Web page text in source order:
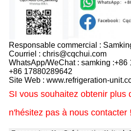
Responsable commercial :
Courriel : chris@cqchui.com
WhatsApp/WeChat : samking :+86
+86 17880289642
Site Web : www.refrigeration-
SI vous souhaitez obtenir plus
n'hésitez pas à nous contacter !